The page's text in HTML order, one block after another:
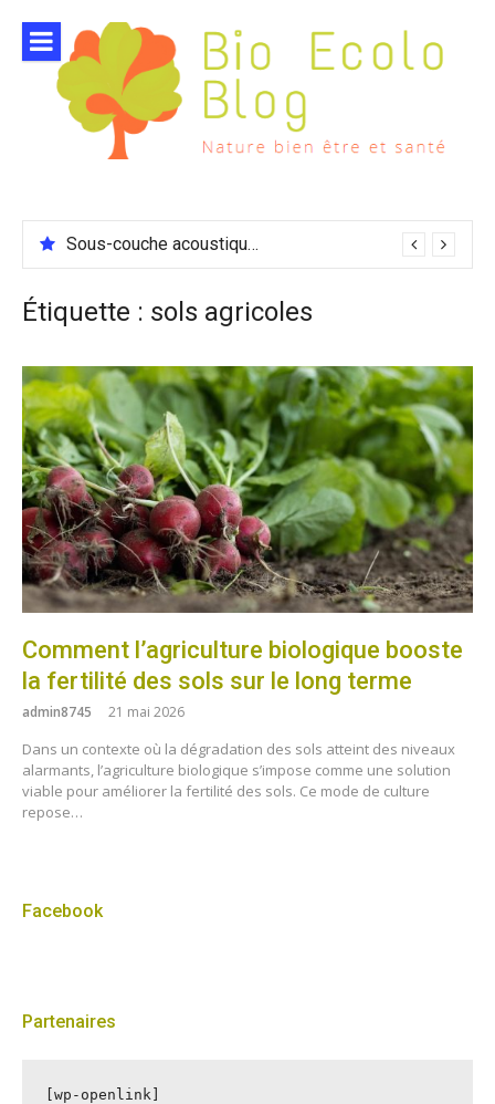
contenu
Sous-couche acoustique compatible chauffage sol
Étiquette : sols agricoles
Comment l’agriculture biologique booste
la fertilité des sols sur le long terme
admin8745 21 mai 2026
Dans un contexte où la dégradation des sols atteint des niveaux
alarmants, l’agriculture biologique s’impose comme une solution
viable pour améliorer la fertilité des sols. Ce mode de culture
repose…
Facebook
Partenaires
[wp-openlink]